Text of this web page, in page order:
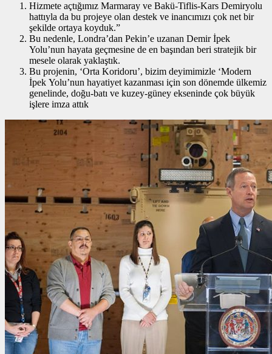
Hizmete açtığımız Marmaray ve Bakü-Tiflis-Kars Demiryolu
hattıyla da bu projeye olan destek ve inancımızı çok net bir
şekilde ortaya koyduk.”
Bu nedenle, Londra’dan Pekin’e uzanan Demir İpek
Yolu’nun hayata geçmesine de en başından beri stratejik bir
mesele olarak yaklaştık.
Bu projenin, ‘Orta Koridoru’, bizim deyimimizle ‘Modern
İpek Yolu’nun hayatiyet kazanması için son dönemde ülkemiz
genelinde, doğu-batı ve kuzey-güney ekseninde çok büyük
işlere imza attık